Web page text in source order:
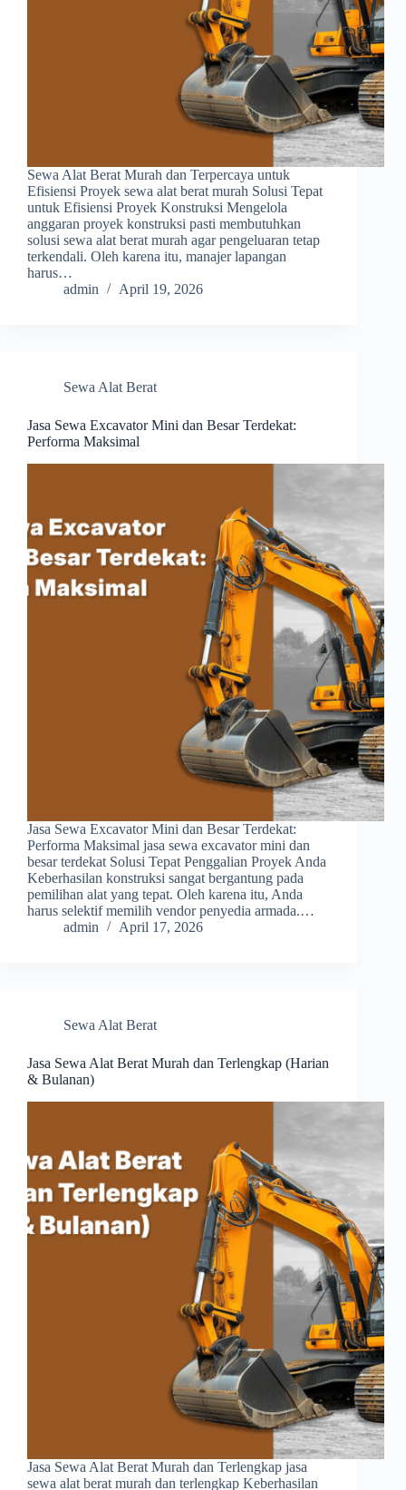
Sewa Alat Berat Murah dan Terpercaya untuk
Efisiensi Proyek sewa alat berat murah Solusi Tepat
untuk Efisiensi Proyek Konstruksi Mengelola
anggaran proyek konstruksi pasti membutuhkan
solusi sewa alat berat murah agar pengeluaran tetap
terkendali. Oleh karena itu, manajer lapangan
harus…
admin
April 19, 2026
Sewa Alat Berat
Jasa Sewa Excavator Mini dan Besar Terdekat:
Performa Maksimal
Jasa Sewa Excavator Mini dan Besar Terdekat:
Performa Maksimal jasa sewa excavator mini dan
besar terdekat Solusi Tepat Penggalian Proyek Anda
Keberhasilan konstruksi sangat bergantung pada
pemilihan alat yang tepat. Oleh karena itu, Anda
harus selektif memilih vendor penyedia armada.…
admin
April 17, 2026
Sewa Alat Berat
Jasa Sewa Alat Berat Murah dan Terlengkap (Harian
& Bulanan)
Jasa Sewa Alat Berat Murah dan Terlengkap jasa
sewa alat berat murah dan terlengkap Keberhasilan